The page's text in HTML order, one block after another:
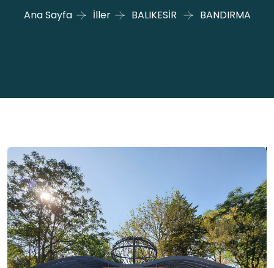
Ana Sayfa İller BALIKESİR BANDIRMA